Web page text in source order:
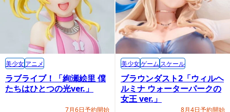
ラブライブ！「絢瀬絵里 僕
たちはひとつの光ver.」
7月6日予約開始
美少女アニメ
ブラウンダスト2「ウィルヘ
ルミナ ウォーターパークの
女王 ver.」
8月4日予約開始
美少女ゲーム スケール